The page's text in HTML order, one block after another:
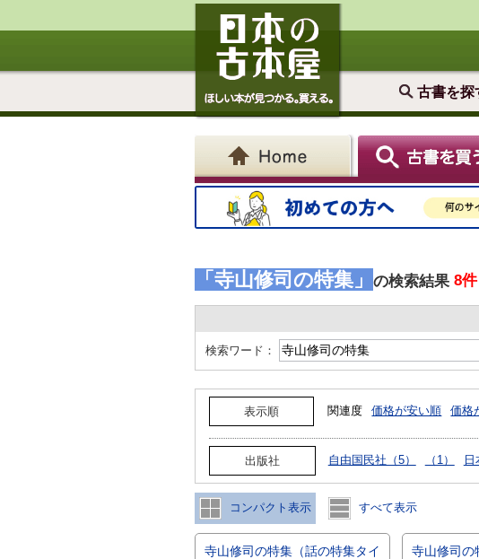
古書を探
「寺山修司の特集」 の検索結果 8件
検索ワード：
表示順 関連度 価格が安い順 価格
出版社 自由国民社（5） （1） 日
コンパクト表示 すべて表示
寺山修司の特集（話の特集タイ
寺山修司